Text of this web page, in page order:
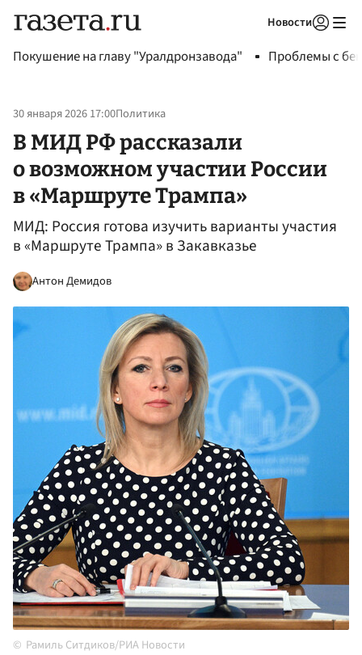
Новости
Покушение на главу "Уралдронзавода" Проблемы с
30 января 2026 17:00Политика
В МИД РФ рассказали
о возможном участии России
в «Маршруте Трампа»
МИД: Россия готова изучить варианты участия
в «Маршруте Трампа» в Закавказье
Антон Демидов
Рамиль Ситдиков/РИА Новости